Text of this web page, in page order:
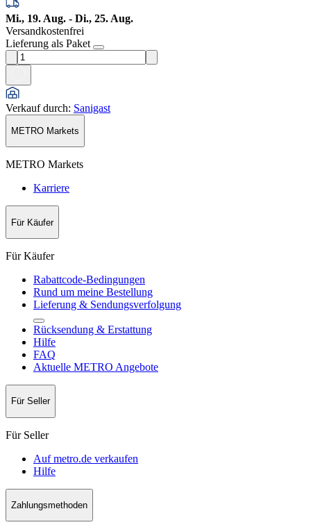
Mi., 19. Aug. - Di., 25. Aug.
Versandkostenfrei
Lieferung als Paket
Verkauf durch: Sanigast
METRO Markets
METRO Markets
Karriere
Für Käufer
Für Käufer
Rabattcode-Bedingungen
Rund um meine Bestellung
Lieferung & Sendungsverfolgung
Rücksendung & Erstattung
Hilfe
FAQ
Aktuelle METRO Angebote
Für Seller
Für Seller
Auf metro.de verkaufen
Hilfe
Zahlungsmethoden